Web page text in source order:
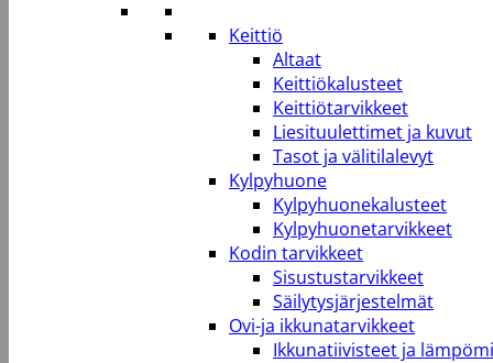
Keittiö
Altaat
Keittiökalusteet
Keittiötarvikkeet
Liesituulettimet ja kuvut
Tasot ja välitilalevyt
Kylpyhuone
Kylpyhuonekalusteet
Kylpyhuonetarvikkeet
Kodin tarvikkeet
Sisustustarvikkeet
Säilytysjärjestelmät
Ovi-ja ikkunatarvikkeet
Ikkunatiivisteet ja